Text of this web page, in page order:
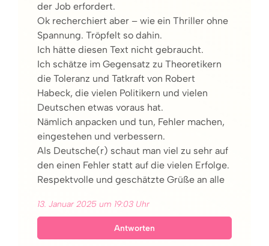
der Job erfordert.
Ok recherchiert aber – wie ein Thriller ohne
Spannung. Tröpfelt so dahin.
Ich hätte diesen Text nicht gebraucht.
Ich schätze im Gegensatz zu Theoretikern
die Toleranz und Tatkraft von Robert
Habeck, die vielen Politikern und vielen
Deutschen etwas voraus hat.
Nämlich anpacken und tun, Fehler machen,
eingestehen und verbessern.
Als Deutsche(r) schaut man viel zu sehr auf
den einen Fehler statt auf die vielen Erfolge.
Respektvolle und geschätzte Grüße an alle
13. Januar 2025 um 19:03 Uhr
Antworten